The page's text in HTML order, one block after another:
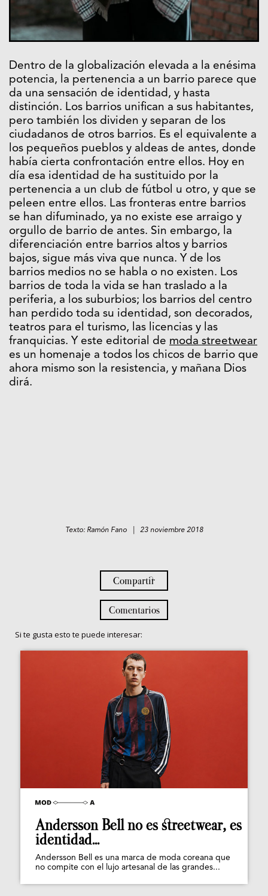
Dentro de la globalización elevada a la enésima
potencia, la pertenencia a un barrio parece que
da una sensación de identidad, y hasta
distinción. Los barrios unifican a sus habitantes,
pero también los dividen y separan de los
ciudadanos de otros barrios. Es el equivalente a
los pequeños pueblos y aldeas de antes, donde
había cierta confrontación entre ellos. Hoy en
día esa identidad de ha sustituido por la
pertenencia a un club de fútbol u otro, y que se
peleen entre ellos. Las fronteras entre barrios
se han difuminado, ya no existe ese arraigo y
orgullo de barrio de antes. Sin embargo, la
diferenciación entre barrios altos y barrios
bajos, sigue más viva que nunca. Y de los
barrios medios no se habla o no existen. Los
barrios de toda la vida se han traslado a la
periferia, a los suburbios; los barrios del centro
han perdido toda su identidad, son decorados,
teatros para el turismo, las licencias y las
franquicias. Y este editorial de moda streetwear
es un homenaje a todos los chicos de barrio que
ahora mismo son la resistencia, y mañana Dios
dirá.
Texto: Ramón Fano | 23 noviembre 2018
Compartir
Comentarios
Si te gusta esto te puede interesar:
Andersson Bell no es streetwear, es
identidad...
Andersson Bell es una marca de moda coreana que
no compite con el lujo artesanal de las grandes...